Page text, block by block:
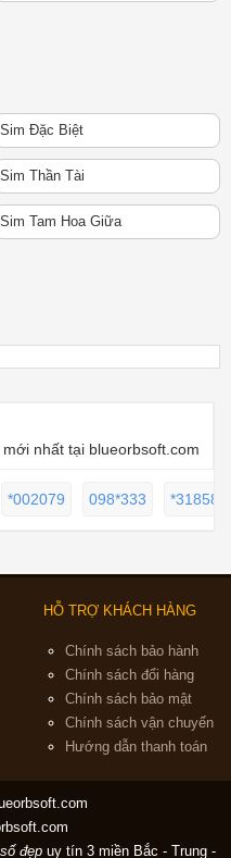
Sim Đặc Biệt
Sim Thần Tài
Sim Tam Hoa Giữa
nhất tại blueorbsoft.com
*002079 098*333 *318585
HỖ TRỢ KHÁCH HÀNG
Chính sách bảo hành
Chính sách đổi hàng
Chính sách bảo mật
Chính sách vận chuyển
Hướng dẫn thanh toán
đẹp uy tín 3 miền Bắc - Trung -